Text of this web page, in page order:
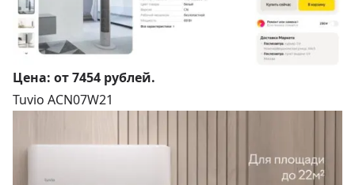
Цена: от 7454 рублей.
Tuvio ACN07W21